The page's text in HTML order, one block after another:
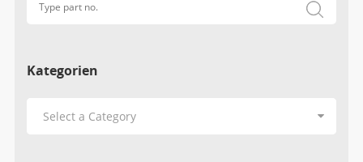
Kategorien